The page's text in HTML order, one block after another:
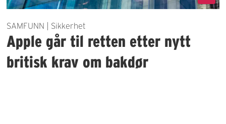
SAMFUNN | Sikkerhet
Apple går til retten etter nytt
britisk krav om bakdør